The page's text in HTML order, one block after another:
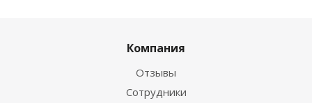
Компания
Отзывы
Сотрудники